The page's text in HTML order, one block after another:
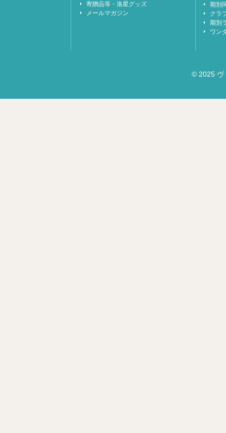
寄贈品等・洛星グッズ
メールマガジン
期別
クラ
期別
ワン
© 2025 ヴ